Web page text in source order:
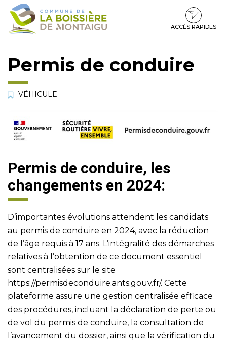
Gestion des traceurs
Aller
Aller
contenu
Aller
pied
ACCÈS RAPIDES
Permis de conduire
VÉHICULE
Permis de conduire, les
changements en 2024:
D’importantes évolutions attendent les candidats
au permis de conduire en 2024, avec la réduction
de l’âge requis à 17 ans. L’intégralité des démarches
relatives à l’obtention de ce document essentiel
sont centralisées sur le site
https://permisdeconduire.ants.gouv.fr/. Cette
plateforme assure une gestion centralisée efficace
des procédures, incluant la déclaration de perte ou
de vol du permis de conduire, la consultation de
l’avancement du dossier, ainsi que la vérification du